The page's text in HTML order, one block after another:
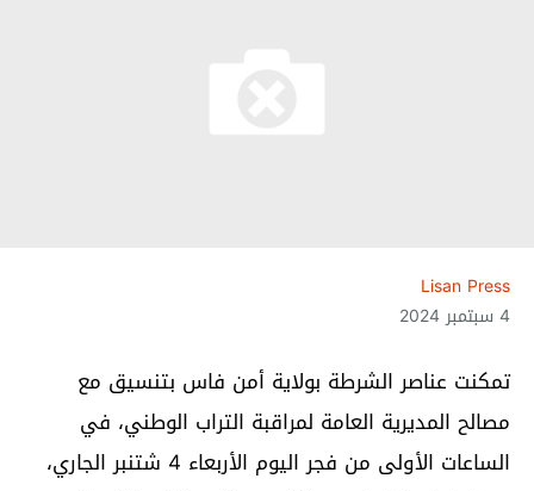
Lisan Press
4 سبتمبر 2024
تمكنت عناصر الشرطة بولاية أمن فاس بتنسيق مع
مصالح المديرية العامة لمراقبة التراب الوطني، في
الساعات الأولى من فجر اليوم الأربعاء 4 شتنبر الجاري،